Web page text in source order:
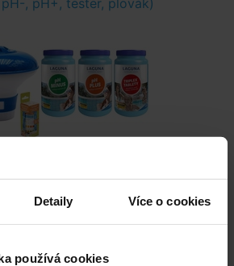
Detaily Více o cookies
používá cookies
, pH+, tester, plovák)
820,- Kč
do košíku